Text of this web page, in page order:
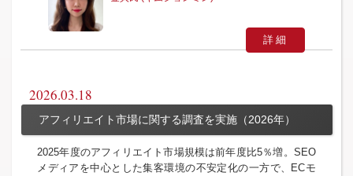
詳細
2026.03.18
アフィリエイト市場に関する調査を実施（2026年）
2025年度のアフィリエイト市場規模は前年度比5％増。SEO
メディアを中心とした集客環境の不安定化の一方で、ECモ